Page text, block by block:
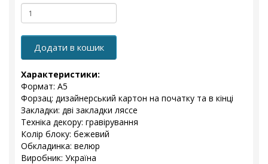
Додати в кошик
Характеристики:
Формат: А5
Форзац: дизайнерський картон на початку та в кінці
Закладки: дві закладки ляссе
Техніка декору: гравірування
Колір блоку: бежевий
Обкладинка: велюр
Виробник: Україна